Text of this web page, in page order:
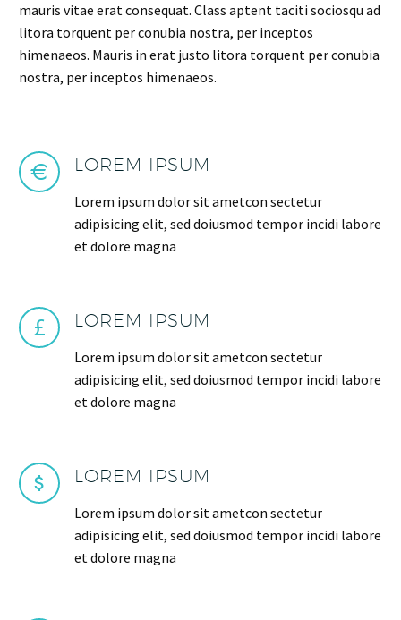
mauris vitae erat consequat. Class aptent taciti sociosqu ad
litora torquent per conubia nostra, per inceptos
himenaeos. Mauris in erat justo litora torquent per conubia
nostra, per inceptos himenaeos.
LOREM IPSUM
Lorem ipsum dolor sit ametcon sectetur
adipisicing elit, sed doiusmod tempor incidi labore
et dolore magna
LOREM IPSUM
Lorem ipsum dolor sit ametcon sectetur
adipisicing elit, sed doiusmod tempor incidi labore
et dolore magna
LOREM IPSUM
Lorem ipsum dolor sit ametcon sectetur
adipisicing elit, sed doiusmod tempor incidi labore
et dolore magna